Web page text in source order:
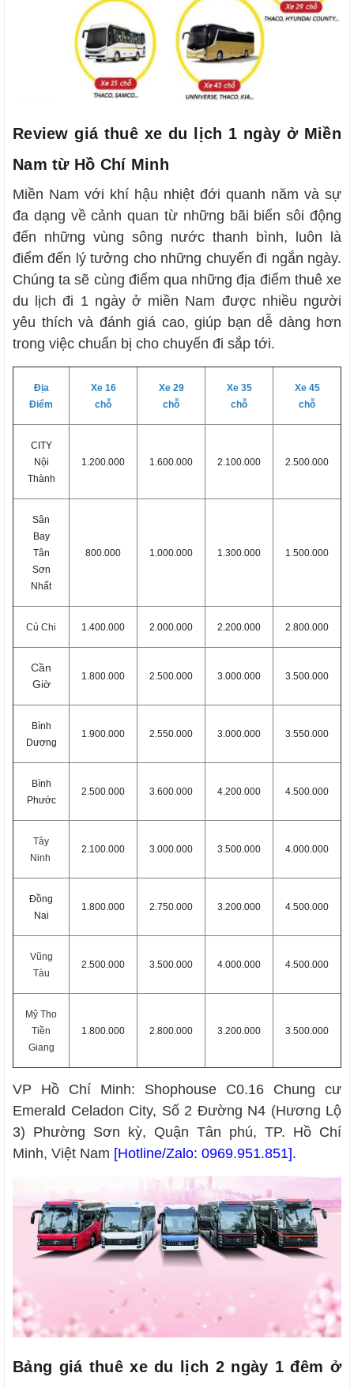
Review giá thuê xe du lịch 1 ngày ở Miền
Nam từ Hồ Chí Minh
Miền Nam với khí hậu nhiệt đới quanh năm và sự
đa dạng về cảnh quan từ những bãi biển sôi động
đến những vùng sông nước thanh bình, luôn là
điểm đến lý tưởng cho những chuyến đi ngắn ngày.
Chúng ta sẽ cùng điểm qua những địa điểm thuê xe
du lịch đi 1 ngày ở miền Nam được nhiều người
yêu thích và đánh giá cao, giúp bạn dễ dàng hơn
trong việc chuẩn bị cho chuyến đi sắp tới.
Địa
Điểm
Xe 16
chỗ
Xe 29
chỗ
Xe 35
chỗ
Xe 45
chỗ
CITY
Nội
Thành
1.200.000 1.600.000 2.100.000 2.500.000
Sân
Bay
Tân
Sơn
Nhất
800.000 1.000.000 1.300.000 1.500.000
Củ Chi 1.400.000 2.000.000 2.200.000 2.800.000
Cần
Giờ
1.800.000 2.500.000 3.000.000 3.500.000
Bình
Dương
1.900.000 2.550.000 3.000.000 3.550.000
Bình
Phước
2.500.000 3.600.000 4.200.000 4.500.000
Tây
Ninh
2.100.000 3.000.000 3.500.000 4.000.000
Đồng
Nai
1.800.000 2.750.000 3.200.000 4.500.000
Vũng
Tàu
2.500.000 3.500.000 4.000.000 4.500.000
Mỹ Tho
Tiền
Giang
1.800.000 2.800.000 3.200.000 3.500.000
VP Hồ Chí Minh: Shophouse C0.16 Chung cư
Emerald Celadon City, Số 2 Đường N4 (Hương Lộ
3) Phường Sơn kỳ, Quận Tân phú, TP. Hồ Chí
Minh, Việt Nam [Hotline/Zalo: 0969.951.851].
Bảng giá thuê xe du lịch 2 ngày 1 đêm ở